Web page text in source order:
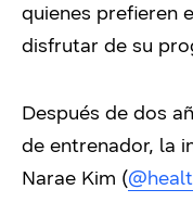
quienes prefieren
disfrutar de su
Después de dos
de entrenador, la
Narae Kim (